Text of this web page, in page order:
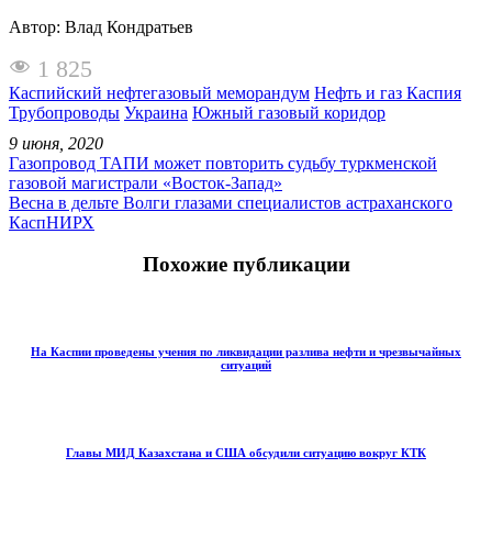
Автор: Влад Кондратьев
1 825
Каспийский нефтегазовый меморандум Нефть и газ Каспия
Трубопроводы Украина Южный газовый коридор
9 июня, 2020
Газопровод ТАПИ может повторить судьбу туркменской
газовой магистрали «Восток-Запад»
Весна в дельте Волги глазами специалистов астраханского
КаспНИРХ
Похожие публикации
На Каспии проведены учения по ликвидации разлива нефти и чрезвычайных
ситуаций
Главы МИД Казахстана и США обсудили ситуацию вокруг КТК